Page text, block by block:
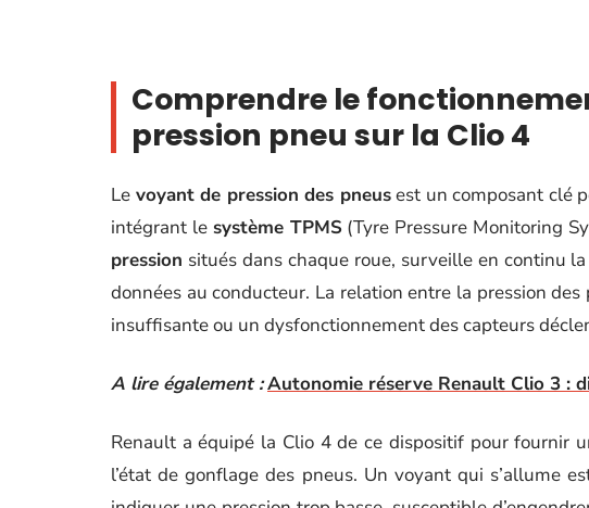
Comprendre le
pression pneu sur la Clio 4
Le voyant de pression des pneusest un composant clé
intégrant le système TPMS(Tyre Pressure Monitoring
pression situés dans chaque roue, surveille en continu
données au conducteur. La relation entre la pression
insuffisante ou un dysfonctionnement des capteurs
A lire également :Autonomie réserve Renault Clio 3 :
Renault a équipé la Clio 4 de ce dispositif pour fournir
l’état de gonflage des pneus. Un voyant qui s’allume